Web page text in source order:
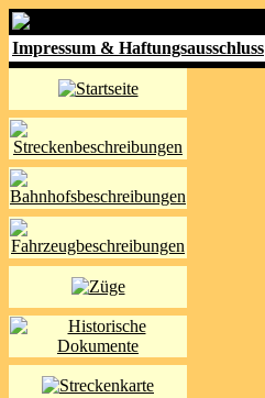
Impressum & Haftungsausschluss